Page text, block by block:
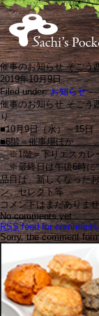
HOME
佐
知's
pocket
と
は
ケ
ー
キ・
ス
コ
ー
ン
な
ど
こ
だ
わ
り
洋
菓
子
体
に
優
し
い
お
惣
菜
料
理
教
室
の
案
内
お
弁
当・
オ
ー
ド
ブ
ル
お
知
ら
せ
お
問
い
合
わ
せ
購
入
ガ
イ
ド
特
定
商
取
引
法
会
員
ロ
グ
イ
ン
催事のお知らせ そごう
2019年10月9日
Filed under:お知らせ—
催事のお知らせ そごう
り
■10月9日（水）～15日
■6階＝催事場ほか
※1階＝下りエスカレ
※最終日は午後6時に
品目は、新しくなった
ン、セレクト等
コメントはまだありま
No comments yet.
RSSfeed for
Sorry, the comment